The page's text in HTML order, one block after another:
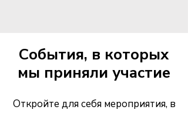
События, в которых
мы приняли участие
Откройте для себя мероприятия, в